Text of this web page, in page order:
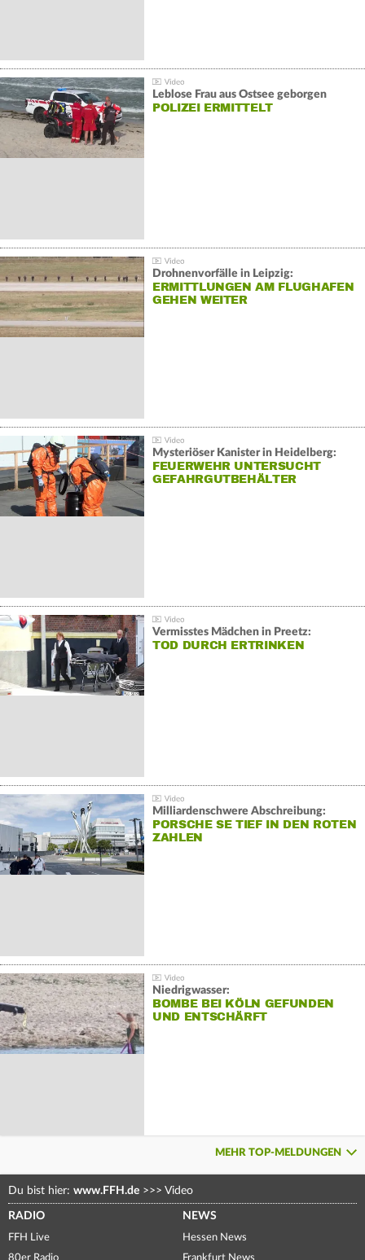
Leblose Frau aus Ostsee geborgen
POLIZEI ERMITTELT
Drohnenvorfälle in Leipzig:
ERMITTLUNGEN AM FLUGHAFEN
GEHEN WEITER
Mysteriöser Kanister in Heidelberg:
FEUERWEHR UNTERSUCHT
GEFAHRGUTBEHÄLTER
Vermisstes Mädchen in Preetz:
TOD DURCH ERTRINKEN
Milliardenschwere Abschreibung:
PORSCHE SE TIEF IN DEN ROTEN
ZAHLEN
Niedrigwasser:
BOMBE BEI KÖLN GEFUNDEN
UND ENTSCHÄRFT
MEHR TOP-MELDUNGEN
Du bist hier: www.FFH.de >>> Video
RADIO
FFH Live
80er Radio
NEWS
Hessen News
Frankfurt News